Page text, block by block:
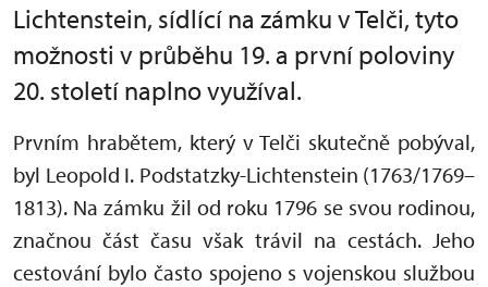
Lichtenstein, sídlící na zámku v Telči, tyto
možnosti v průběhu 19. a první poloviny
20. století naplno využíval.
Prvním hrabětem, který v Telči skutečně pobýval,
byl Leopold I. Podstatzky-Lichtenstein (1763/1769–
1813). Na zámku žil od roku 1796 se svou rodinou,
značnou část času však trávil na cestách. Jeho
cestování bylo často spojeno s vojenskou službou